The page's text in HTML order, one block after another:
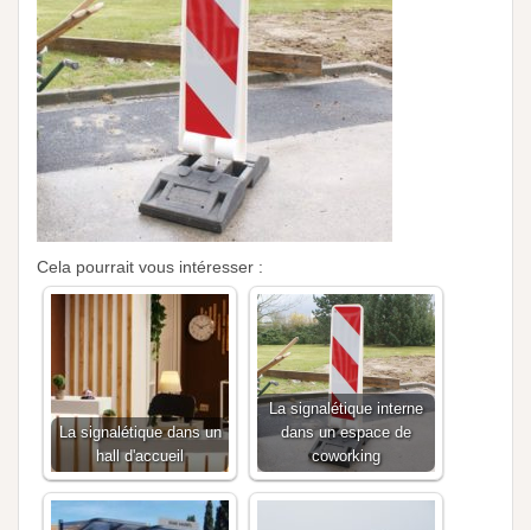
Cela pourrait vous intéresser :
La signalétique dans un
hall d'accueil
La signalétique interne
dans un espace de
coworking